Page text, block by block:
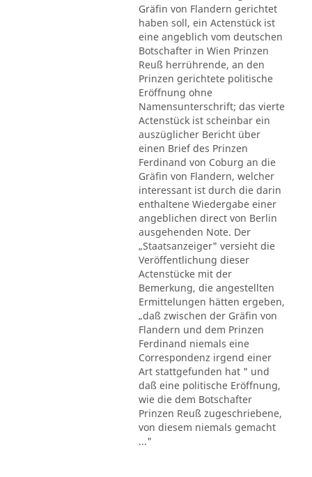
Gräfin von Flandern gerichtet
haben soll, ein Actenstück ist
eine angeblich vom deutschen
Botschafter in Wien Prinzen
Reuß herrührende, an den
Prinzen gerichtete politische
Eröffnung ohne
Namensunterschrift; das vierte
Actenstück ist scheinbar ein
auszüglicher Bericht über
einen Brief des Prinzen
Ferdinand von Coburg an die
Gräfin von Flandern, welcher
interessant ist durch die darin
enthaltene Wiedergabe einer
angeblichen direct von Berlin
ausgehenden Note. Der
„Staatsanzeiger" versieht die
Veröffentlichung dieser
Actenstücke mit der
Bemerkung, die angestellten
Ermittelungen hätten ergeben,
„daß zwischen der Gräfin von
Flandern und dem Prinzen
Ferdinand niemals eine
Correspondenz irgend einer
Art stattgefunden hat " und
daß eine politische Eröffnung,
wie die dem Botschafter
Prinzen Reuß zugeschriebene,
von diesem niemals gemacht
..."